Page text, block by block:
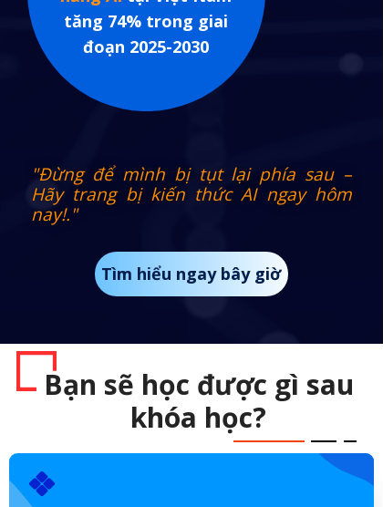
Tìm hiểu ngay bây giờ
"Đừng để mình bị tụt lại phía sau –
Hãy trang bị kiến thức AI ngay hôm
nay!."
tăng 74% trong giai
đoạn 2025-2030
Bạn sẽ học được gì sau
khóa học?